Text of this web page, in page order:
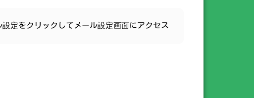
定をクリックしてメール設定画面にアクセス